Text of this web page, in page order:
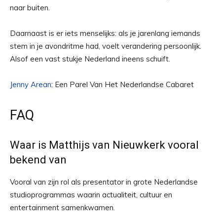
naar buiten.
Daarnaast is er iets menselijks: als je jarenlang iemands
stem in je avondritme had, voelt verandering persoonlijk.
Alsof een vast stukje Nederland ineens schuift.
Jenny Arean: Een Parel Van Het Nederlandse Cabaret
FAQ
Waar is Matthijs van Nieuwkerk vooral
bekend van
Vooral van zijn rol als presentator in grote Nederlandse
studioprogrammas waarin actualiteit, cultuur en
entertainment samenkwamen.